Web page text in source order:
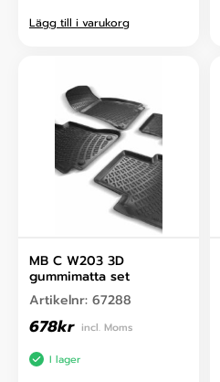
Lägg till i varukorg
MB C W203 3D
gummimatta set
Artikelnr: 67288
678kr incl. Moms
I lager